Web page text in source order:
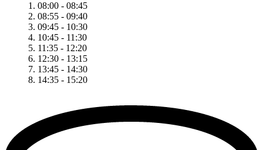
1. 08:00 - 08:45
2. 08:55 - 09:40
3. 09:45 - 10:30
4. 10:45 - 11:30
5. 11:35 - 12:20
6. 12:30 - 13:15
7. 13:45 - 14:30
8. 14:35 - 15:20